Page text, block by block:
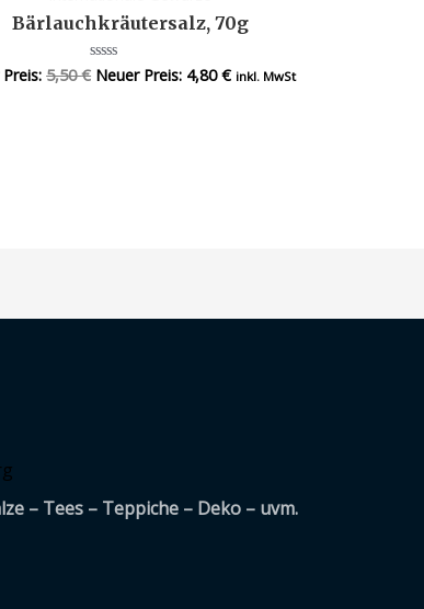
Bärlauchkräutersalz, 70g
Bewertet
5,50€ Neuer Preis: 4,80€ inkl. MwSt
– Tees – Teppiche – Deko – uvm.